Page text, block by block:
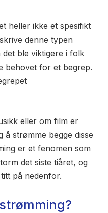
heller ikke et spesifikt
denne typen
ble viktigere i folk
behovet for et begrep.
eller om film er
å strømme begge disse
er et fenomen som
det siste tiåret, og
på nedenfor.